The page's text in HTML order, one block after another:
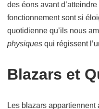
des éons avant
fonctionnement sont si
quotidienne qu’ils nous
physiques qui régissent
Blazars et
Les blazars